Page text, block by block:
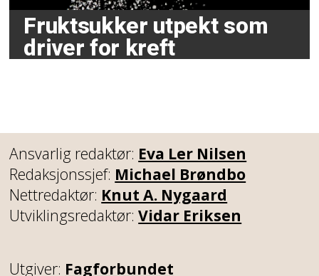
Fruktsukker utpekt som
driver for kreft
Ansvarlig redaktør: Eva Ler Nilsen
Redaksjonssjef: Michael Brøndbo
Nettredaktør: Knut A. Nygaard
Utviklingsredaktør:Vidar Eriksen
Utgiver: Fagforbundet